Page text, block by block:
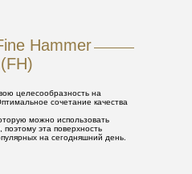
Hammer
(FH)
целесообразность на
сочетание качества
можно использовать
эта поверхность
на сегодняшний день.